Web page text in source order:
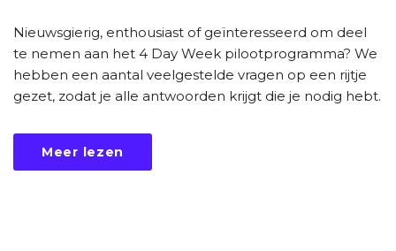
Nieuwsgierig, enthousiast of geïnteresseerd om deel
te nemen aan het 4 Day Week pilootprogramma? We
hebben een aantal veelgestelde vragen op een rijtje
gezet, zodat je alle antwoorden krijgt die je nodig hebt.
Meer lezen